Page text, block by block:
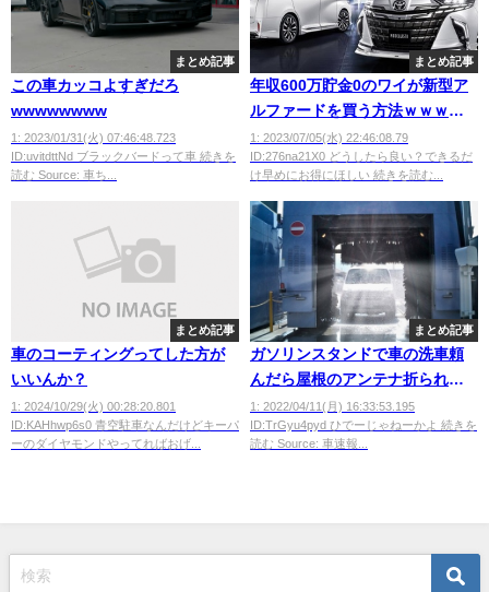
まとめ記事
この車カッコよすぎだろ
wwwwwwww
1: 2023/01/31(火) 07:46:48.723
ID:uvitdttNd ブラックバードって車 続きを
読む Source: 車ち...
まとめ記事
年収600万貯金0のワイが新型ア
ルファードを買う方法ｗｗｗｗ
ｗｗ
1: 2023/07/05(水) 22:46:08.79
ID:276na21X0 どうしたら良い？できるだ
け早めにお得にほしい 続きを読む...
まとめ記事
車のコーティングってした方が
いいんか？
1: 2024/10/29(火) 00:28:20.801
ID:KAHhwp6s0 青空駐車なんだけどキーパ
ーのダイヤモンドやってればおげ...
まとめ記事
ガソリンスタンドで車の洗車頼
んだら屋根のアンテナ折られた
んだが💢💢💢
1: 2022/04/11(月) 16:33:53.195
ID:TrGyu4pyd ひでーじゃねーかよ 続きを
読む Source: 車速報...